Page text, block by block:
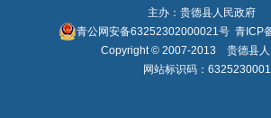
主办：贵德县人民政府
青公网安备63252302000021号 青ICP
Copyright © 2007-2013 贵德县
网站标识码：6325230001